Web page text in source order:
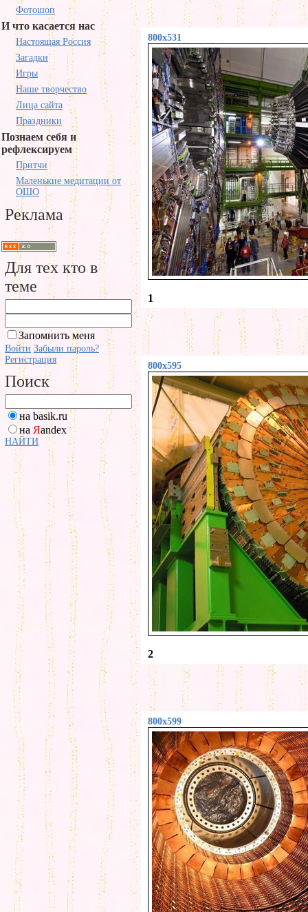
Фотошоп
И что касается нас
Настоящая Россия
Загадки
Игры
Наше творчество
Лица сайта
Праздники
Познаем себя и
рефлексируем
Притчи
Маленькие медитации от
ОШО
Реклама
Для тех кто в
теме
Запомнить меня
Войти Забыли пароль?
Регистрация
Поиск
на basik.ru
на Яandex
НАЙТИ
800x531
1
800x595
2
800x599